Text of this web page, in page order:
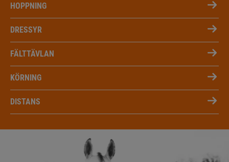
HOPPNING
DRESSYR
FÄLTTÄVLAN
KÖRNING
DISTANS